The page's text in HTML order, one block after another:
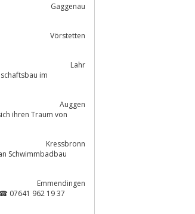
Gaggenau
Vörstetten
Lahr
im
Auggen
ihren Traum von
Kressbronn
Schwimmbadbau
Emmendingen